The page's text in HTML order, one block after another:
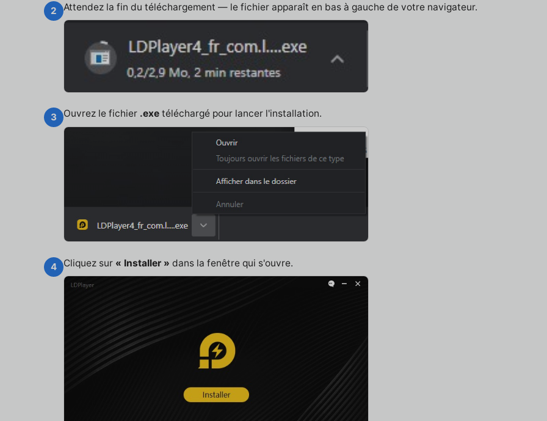
2 Attendez la fin du téléchargement — le fichier apparaît en bas à gauche de votre navigateur.
3 Ouvrez le fichier .exe téléchargé pour lancer l'installation.
4 Cliquez sur « Installer » dans la fenêtre qui s'ouvre.